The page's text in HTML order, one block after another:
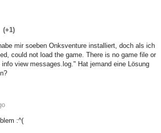
(+1)
mir soeben Onksventure installiert, doch als ich
could not load the game. There is no game file or
view messages.log." Hat jemand eine Lösung
:^(